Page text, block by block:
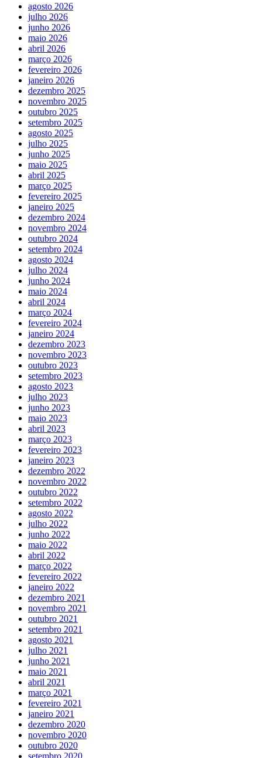
agosto 2026
julho 2026
junho 2026
maio 2026
abril 2026
março 2026
fevereiro 2026
janeiro 2026
dezembro 2025
novembro 2025
outubro 2025
setembro 2025
agosto 2025
julho 2025
junho 2025
maio 2025
abril 2025
março 2025
fevereiro 2025
janeiro 2025
dezembro 2024
novembro 2024
outubro 2024
setembro 2024
agosto 2024
julho 2024
junho 2024
maio 2024
abril 2024
março 2024
fevereiro 2024
janeiro 2024
dezembro 2023
novembro 2023
outubro 2023
setembro 2023
agosto 2023
julho 2023
junho 2023
maio 2023
abril 2023
março 2023
fevereiro 2023
janeiro 2023
dezembro 2022
novembro 2022
outubro 2022
setembro 2022
agosto 2022
julho 2022
junho 2022
maio 2022
abril 2022
março 2022
fevereiro 2022
janeiro 2022
dezembro 2021
novembro 2021
outubro 2021
setembro 2021
agosto 2021
julho 2021
junho 2021
maio 2021
abril 2021
março 2021
fevereiro 2021
janeiro 2021
dezembro 2020
novembro 2020
outubro 2020
setembro 2020